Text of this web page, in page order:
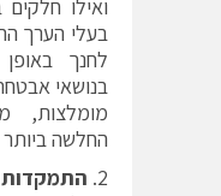
ואילו
בעלי הערך
לחנך
בנושאי
מומלצות,
החלשה
התמקדות